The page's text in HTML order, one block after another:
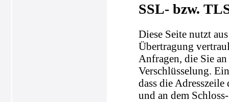
SSL- bzw.
Diese Seite nutzt
Übertragung
Anfragen, die Sie
Verschlüsselung.
dass die
und an dem